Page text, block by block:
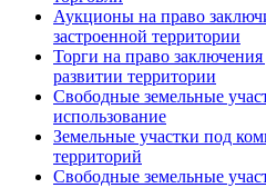
Аукционы на право
застроенной территории
Торги на право
развитии территории
Свободные земельные
использование
Земельные участки под
территорий
Свободные земельные